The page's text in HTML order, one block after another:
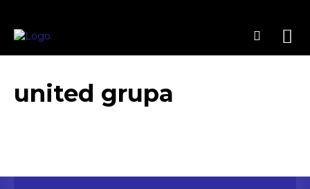
united grupa